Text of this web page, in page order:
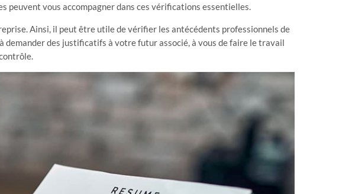
peuvent vous accompagner dans ces vérifications essentielles.
Ainsi, il peut être utile de vérifier les antécédents professionnels de
demander des justificatifs à votre futur associé, à vous de faire le travail